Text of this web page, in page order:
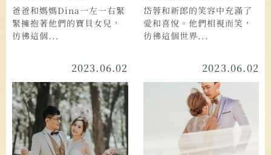
爸爸和媽媽Dina一左一右緊
緊擁抱著他們的寶貝女兒，
彷彿這個...
岱蓉和新郎的笑容中充滿了
愛和喜悅。他們相視而笑，
彷彿這個世界...
2023.06.02 2023.06.02